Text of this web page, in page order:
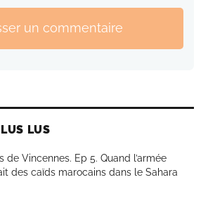
un commentaire
LUS
de Vincennes. Ep 5. Quand l’armée
des caïds marocains dans le Sahara